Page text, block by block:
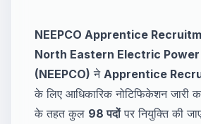
NEEPCO Apprentice
North Eastern Electric
(NEEPCO) ने Apprentice
के लिए आधिकारिक नोटिफिकेशन जारी
के तहत कुल 98 पदोंपर नियुक्ति की